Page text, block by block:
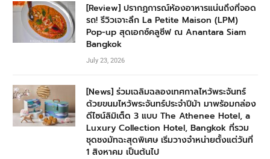
[Review] ปรากฏการณ์ห้องอาหารแน่นถึงที่จอด
รถ! รีวิวเจาะลึก La Petite Maison (LPM)
Pop-up สุดเอกซ์คลูซีฟ ณ Anantara Siam
Bangkok
July 23, 2026
[News] ร่วมเฉลิมฉลองเทศกาลไหว้พระจันทร์
ด้วยขนมไหว้พระจันทร์ประจำปีม้า มาพร้อมกล่อง
ดีไซน์ลิมิเต็ด 3 แบบ The Athenee Hotel, a
Luxury Collection Hotel, Bangkok ที่รวม
ชุดชงมัทฉะสุดพิเศษ เริ่มวางจำหน่ายตั้งแต่วันที่
1 สิงหาคม เป็นต้นไป